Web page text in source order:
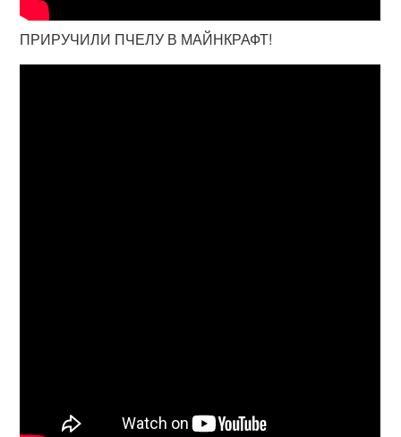
ПРИРУЧИЛИ ПЧЕЛУ В МАЙНКРАФТ!